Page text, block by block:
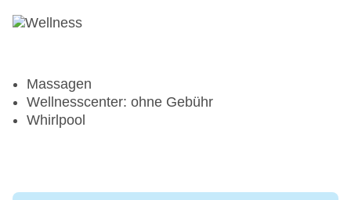
Massagen
Wellnesscenter: ohne Gebühr
Whirlpool